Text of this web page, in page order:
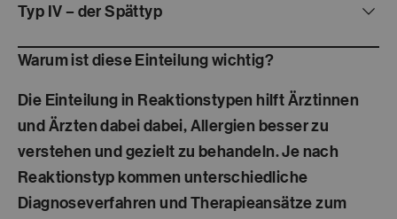
Typ IV – der Spättyp
Warum ist diese Einteilung wichtig?
Die Einteilung in Reaktionstypen hilft Ärztinnen
und Ärzten dabei dabei, Allergien besser zu
verstehen und gezielt zu behandeln. Je nach
Reaktionstyp kommen unterschiedliche
Diagnoseverfahren und Therapieansätze zum